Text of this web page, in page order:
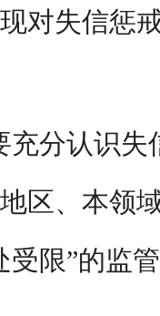
对失信惩
充分认识
区、本领
受限”的监